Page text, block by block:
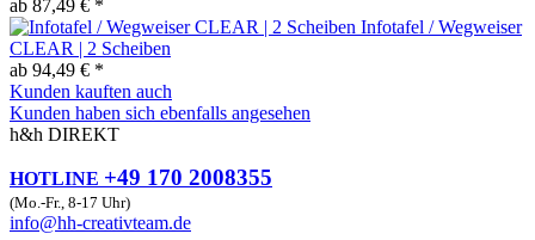
ab 87,49 € *
Infotafel / Wegweiser
CLEAR | 2 Scheiben
ab 94,49 € *
Kunden kauften auch
Kunden haben sich ebenfalls angesehen
h&h DIREKT
HOTLINE +49 170 2008355
(Mo.-Fr., 8-17 Uhr)
info@hh-creativteam.de